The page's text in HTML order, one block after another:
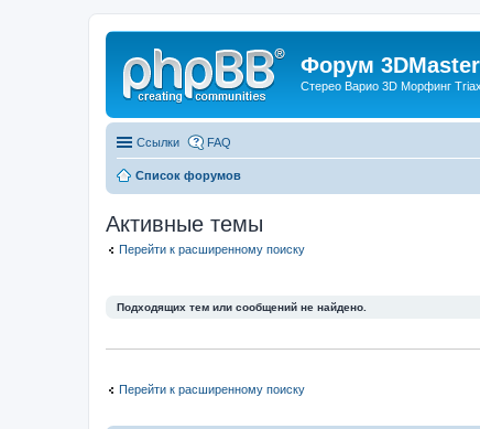
Форум
Стерео Варио 3D Морфинг
Ссылки FAQ
Список форумов
Активные темы
Перейти к расширенному поиску
Подходящих тем или сообщений не найдено.
Перейти к расширенному поиску